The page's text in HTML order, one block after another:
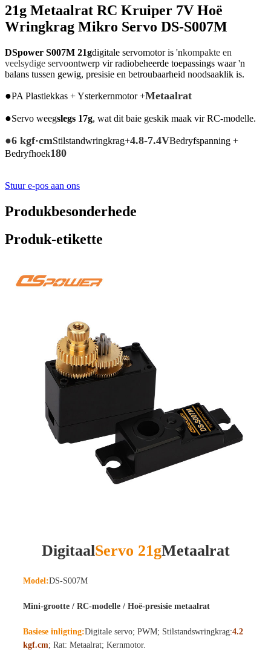
21g Metaalrat RC Kruiper 7V Hoë
Wringkrag Mikro Servo DS-S007M
DSpower S007M 21gdigitale servomotor is 'nkompakte en
veelsydige servoontwerp vir radiobeheerde toepassings waar 'n
balans tussen gewig, presisie en betroubaarheid noodsaaklik is.
●PA Plastiekkas + Ysterkernmotor +Metaalrat
●Servo weegslegs 17g, wat dit baie geskik maak vir RC-modelle.
●6 kgf·cmStilstandwringkrag+4.8-7.4VBedryfspanning +
Bedryfhoek180
Stuur e-pos aan ons
Produkbesonderhede
Produk-etikette
DigitaalServo 21gMetaalrat
Model:DS-S007M
Mini-grootte / RC-modelle / Hoë-presisie metaalrat
Basiese inligting:Digitale servo; PWM; Stilstandswringkrag:4.2
kgf.cm; Rat: Metaalrat; Kernmotor.